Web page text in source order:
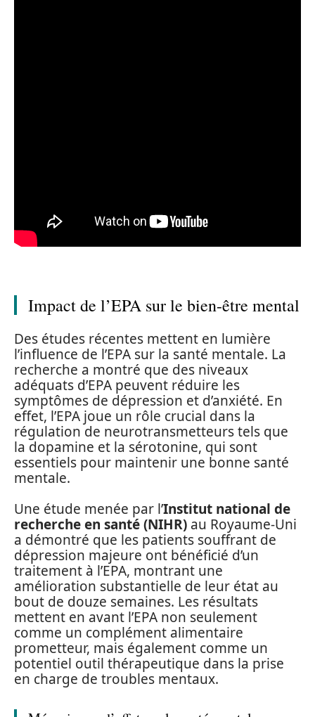
Impact de l’EPA sur le bien-être mental
Des études récentes mettent en lumière
l’influence de l’EPA sur la santé mentale. La
recherche a montré que des niveaux
adéquats d’EPA peuvent réduire les
symptômes de dépression et d’anxiété. En
effet, l’EPA joue un rôle crucial dans la
régulation de neurotransmetteurs tels que
la dopamine et la sérotonine, qui sont
essentiels pour maintenir une bonne santé
mentale.
Une étude menée par l’Institut national de
recherche en santé (NIHR) au Royaume-Uni
a démontré que les patients souffrant de
dépression majeure ont bénéficié d’un
traitement à l’EPA, montrant une
amélioration substantielle de leur état au
bout de douze semaines. Les résultats
mettent en avant l’EPA non seulement
comme un complément alimentaire
prometteur, mais également comme un
potentiel outil thérapeutique dans la prise
en charge de troubles mentaux.